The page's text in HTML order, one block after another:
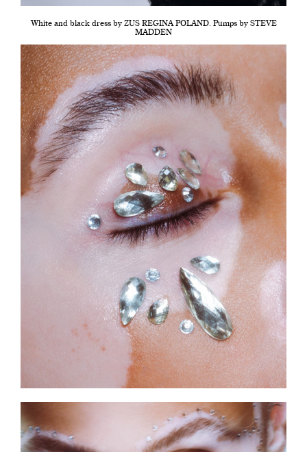
White and black dress by ZUS REGINA POLAND. Pumps by STEVE
MADDEN